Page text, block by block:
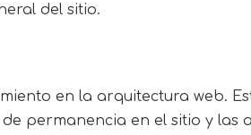
del sitio.
en la arquitectura web.
permanencia en el sitio y las